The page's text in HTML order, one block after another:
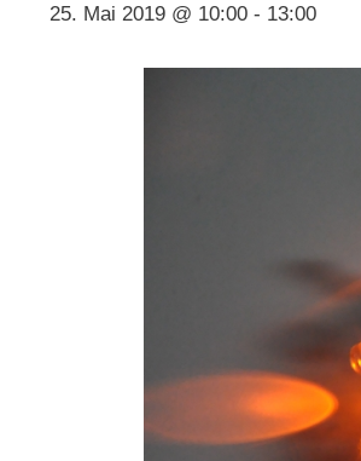
25. Mai 2019 @ 10:00 - 13:00